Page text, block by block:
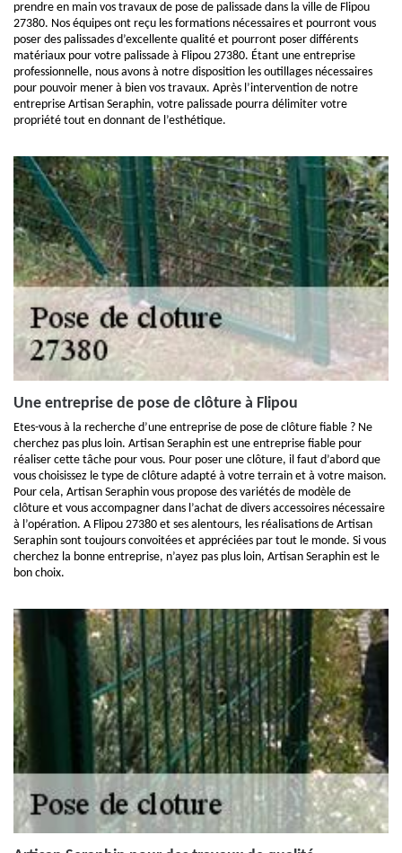
prendre en main vos travaux de pose de palissade dans la ville de Flipou
27380. Nos équipes ont reçu les formations nécessaires et pourront vous
poser des palissades d’excellente qualité et pourront poser différents
matériaux pour votre palissade à Flipou 27380. Étant une entreprise
professionnelle, nous avons à notre disposition les outillages nécessaires
pour pouvoir mener à bien vos travaux. Après l’intervention de notre
entreprise Artisan Seraphin, votre palissade pourra délimiter votre
propriété tout en donnant de l’esthétique.
Une entreprise de pose de clôture à Flipou
Etes-vous à la recherche d’une entreprise de pose de clôture fiable ? Ne
cherchez pas plus loin. Artisan Seraphin est une entreprise fiable pour
réaliser cette tâche pour vous. Pour poser une clôture, il faut d’abord que
vous choisissez le type de clôture adapté à votre terrain et à votre maison.
Pour cela, Artisan Seraphin vous propose des variétés de modèle de
clôture et vous accompagner dans l’achat de divers accessoires nécessaire
à l’opération. A Flipou 27380 et ses alentours, les réalisations de Artisan
Seraphin sont toujours convoitées et appréciées par tout le monde. Si vous
cherchez la bonne entreprise, n’ayez pas plus loin, Artisan Seraphin est le
bon choix.